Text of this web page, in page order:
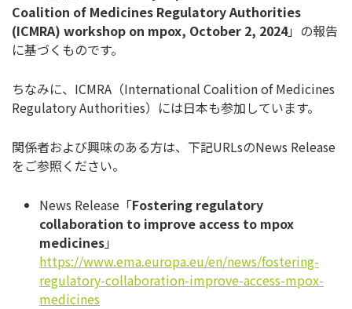
Coalition of Medicines Regulatory Authorities
(ICMRA) workshop on mpox, October 2, 2024」の報告
に基づくものです。
ちなみに、ICMRA（International Coalition of Medicines
Regulatory Authorities）には日本も参加しています。
関係者および興味のある方は、下記URLsのNews Release
をご参照ください。
News Release「Fostering regulatory
collaboration to improve access to mpox
medicines」
https://www.ema.europa.eu/en/news/fostering-
regulatory-collaboration-improve-access-mpox-
medicines